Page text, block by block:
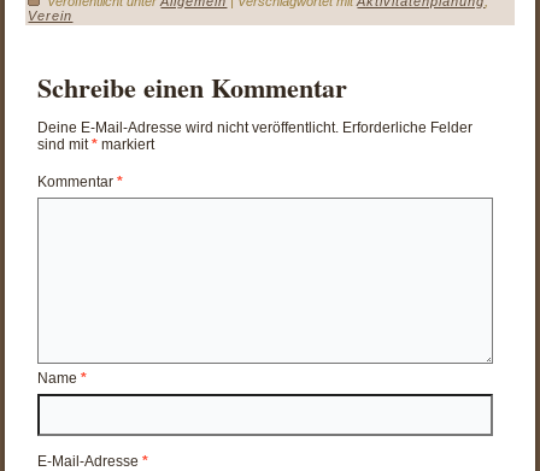
Verein
Schreibe einen Kommentar
Deine E-Mail-Adresse wird nicht veröffentlicht. Erforderliche Felder
sind mit* markiert
Kommentar*
Name*
E-Mail-Adresse*